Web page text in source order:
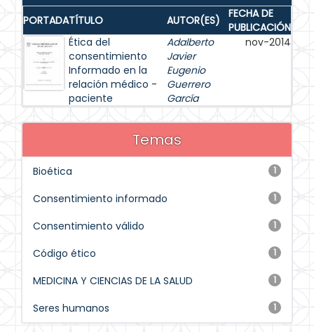
PORTADATÍTULO AUTOR(ES)
FECHA DE
PUBLICACIÓN
Ética del
consentimiento
Informado en la
relación médico -
paciente
Adalberto
Javier
Eugenio
Guerrero
García
nov-2014
Temas
1
Bioética
1
Consentimiento informado
1
Consentimiento válido
1
Código ético
1
MEDICINA Y CIENCIAS DE LA SALUD
1
Seres humanos